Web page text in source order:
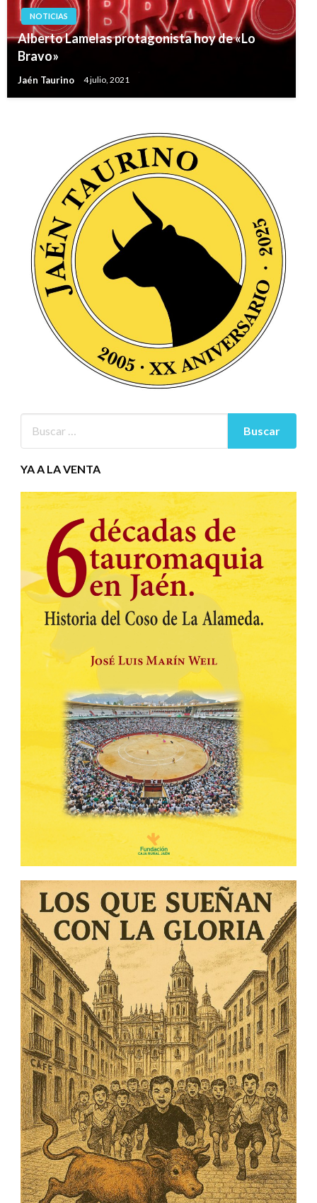
NOTICIAS
Alberto Lamelas protagonista hoy de «Lo
Bravo»
Jaén Taurino 4 julio, 2021
YA A LA VENTA